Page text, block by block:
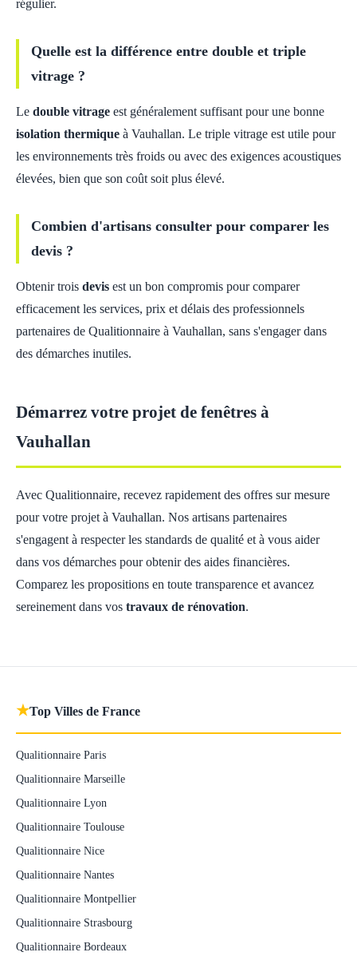
régulier.
Quelle est la différence entre double et triple
vitrage ?
Le double vitrage est généralement suffisant pour une bonne
isolation thermique à Vauhallan. Le triple vitrage est utile pour
les environnements très froids ou avec des exigences acoustiques
élevées, bien que son coût soit plus élevé.
Combien d'artisans consulter pour comparer les
devis ?
Obtenir trois devis est un bon compromis pour comparer
efficacement les services, prix et délais des professionnels
partenaires de Qualitionnaire à Vauhallan, sans s'engager dans
des démarches inutiles.
Démarrez votre projet de fenêtres à
Vauhallan
Avec Qualitionnaire, recevez rapidement des offres sur mesure
pour votre projet à Vauhallan. Nos artisans partenaires
s'engagent à respecter les standards de qualité et à vous aider
dans vos démarches pour obtenir des aides financières.
Comparez les propositions en toute transparence et avancez
sereinement dans vos travaux de rénovation.
★Top Villes de France
Qualitionnaire Paris
Qualitionnaire Marseille
Qualitionnaire Lyon
Qualitionnaire Toulouse
Qualitionnaire Nice
Qualitionnaire Nantes
Qualitionnaire Montpellier
Qualitionnaire Strasbourg
Qualitionnaire Bordeaux